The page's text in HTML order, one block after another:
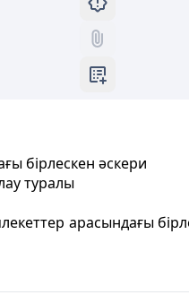
бірлескен әскери
туралы
арасындағы